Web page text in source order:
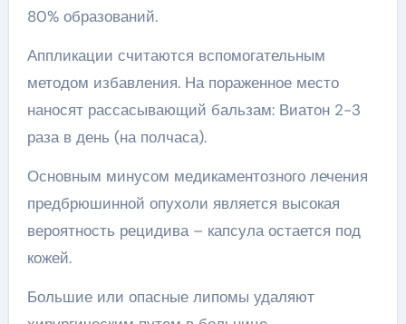
80% образований.
Аппликации считаются вспомогательным
методом избавления. На пораженное место
наносят рассасывающий бальзам: Виатон 2-3
раза в день (на полчаса).
Основным минусом медикаментозного лечения
предбрюшинной опухоли является высокая
вероятность рецидива – капсула остается под
кожей.
Большие или опасные липомы удаляют